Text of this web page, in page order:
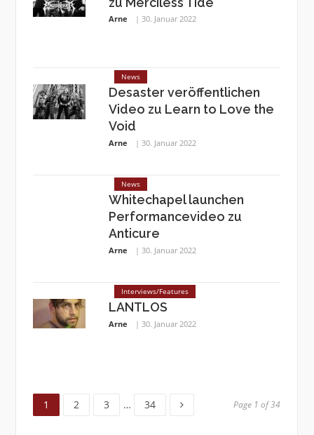
Arne 30. Januar 2022
News
Desaster veröffentlichen
Video zu Learn to Love the
Void
Arne 30. Januar 2022
News
Whitechapel launchen
Performancevideo zu
Anticure
Arne 30. Januar 2022
Interviews/Features
LANTLOS
Arne 30. Januar 2022
Page
1 Page
2 Page
3 … Page
34 Page 1 of 34